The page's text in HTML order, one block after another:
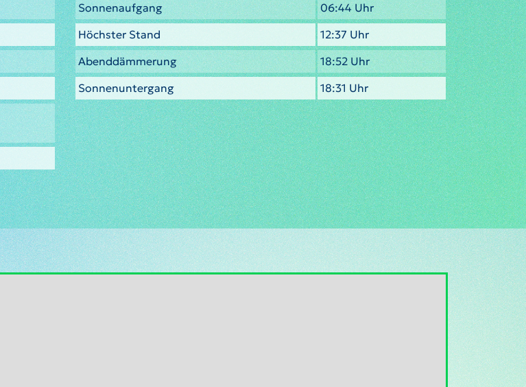
Sonnenaufgang
06:44 Uhr
Höchster Stand
12:37 Uhr
Abenddämmerung
18:52 Uhr
Sonnenuntergang
18:31 Uhr